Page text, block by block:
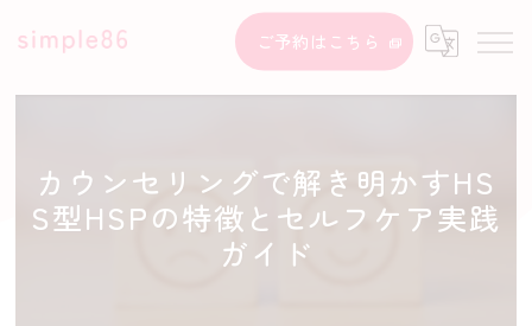
ご予約はこちら
カウンセリングで解き明かすHS
S型HSPの特徴とセルフケア実践
ガイド